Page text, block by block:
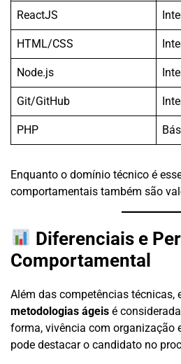
ReactJS
HTML/CSS
Node.js
Git/GitHub
PHP
Enquanto o domínio técnico é
comportamentais também são
Diferenciais e
Comportamental
Além das competências técnicas,
metodologias ágeis é
forma, vivência com organização
pode destacar o candidato no